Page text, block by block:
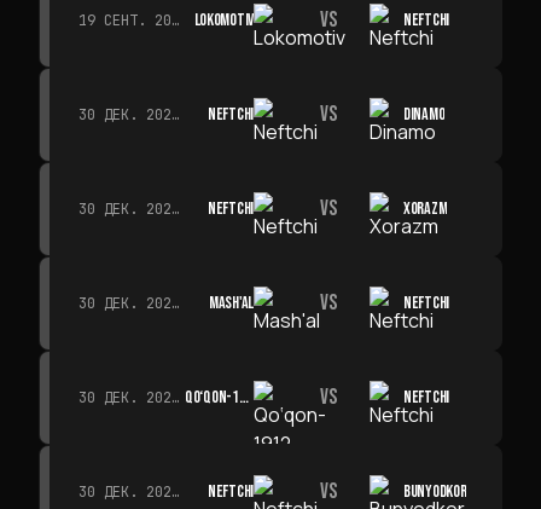
19 СЕНТ. 2026 Г. · 19:00 LOKOMOTIV VS NEFTCHI
30 ДЕК. 2026 Г. · 19:00 NEFTCHI VS DINAMO
30 ДЕК. 2026 Г. · 19:00 NEFTCHI VS XORAZM
30 ДЕК. 2026 Г. · 19:00 MASH'AL VS NEFTCHI
30 ДЕК. 2026 Г. · 19:00 QO‘QON-1912 VS NEFTCHI
30 ДЕК. 2026 Г. · 19:00 NEFTCHI VS BUNYODKOR